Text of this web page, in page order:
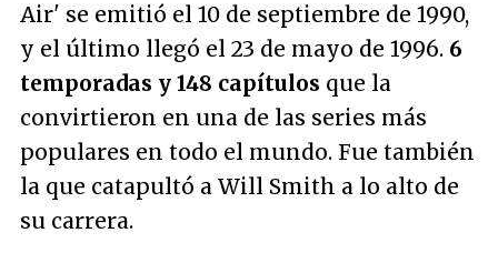
Air' se emitió el 10 de septiembre de 1990,
y el último llegó el 23 de mayo de 1996. 6
temporadas y 148 capítulos que la
convirtieron en una de las series más
populares en todo el mundo. Fue también
la que catapultó a Will Smith a lo alto de
su carrera.